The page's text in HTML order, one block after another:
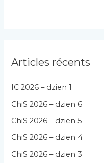
Articles récents
IC 2026 – dzien 1
ChiS 2026 – dzien 6
ChiS 2026 – dzien 5
ChiS 2026 – dzien 4
ChiS 2026 – dzien 3